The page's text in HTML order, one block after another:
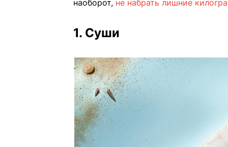
наоборот, не набрать лишние
1. Суши